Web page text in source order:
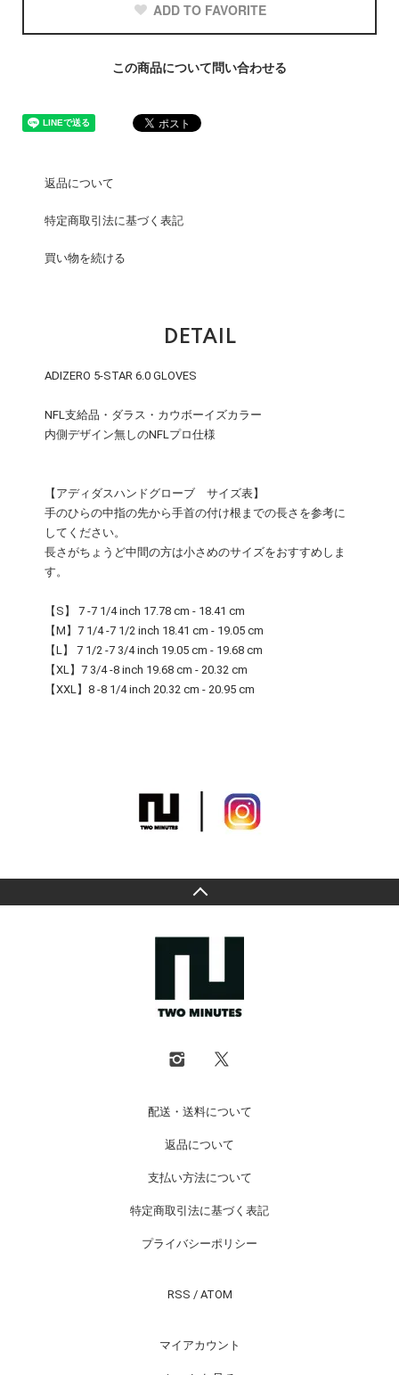
ADD TO FAVORITE
この商品について問い合わせる
返品について
特定商取引法に基づく表記
買い物を続ける
DETAIL
ADIZERO 5-STAR 6.0 GLOVES
NFL支給品・ダラス・カウボーイズカラー
内側デザイン無しのNFLプロ仕様
【アディダスハンドグローブ サイズ表】
手のひらの中指の先から手首の付け根までの長さを参考に
してください。
長さがちょうど中間の方は小さめのサイズをおすすめしま
す。
【S】 7 -7 1/4 inch 17.78 cm - 18.41 cm
【M】7 1/4 -7 1/2 inch 18.41 cm - 19.05 cm
【L】 7 1/2 -7 3/4 inch 19.05 cm - 19.68 cm
【XL】7 3/4 -8 inch 19.68 cm - 20.32 cm
【XXL】8 -8 1/4 inch 20.32 cm - 20.95 cm
配送・送料について
返品について
支払い方法について
特定商取引法に基づく表記
プライバシーポリシー
RSS / ATOM
マイアカウント